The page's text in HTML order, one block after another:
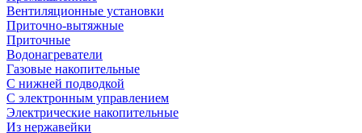
Вентиляционные установки
Приточно-вытяжные
Приточные
Водонагреватели
Газовые накопительные
С нижней подводкой
С электронным управлением
Электрические накопительные
Из нержавейки